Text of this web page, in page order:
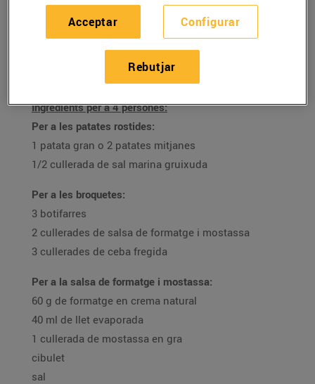
Broqueta de botifarra
amb patata rostida
Ingredients per a 4 persones:
Per a les patates rostides:
1 patata gran o 2 patates mitjanes
1/2 cullerada de sal marina gruixuda
Per a les broquetes:
3 botifarres
2 cullerades de salsa de formatge i mostassa
3 cullerades de ceba fregida
Per a la salsa de formatge i mostassa:
60 g de formatge en crema natural
40 ml de llet evaporada
1 cullerada de mostassa en gra
cibulet
sal
Configurar
Rebutjar
Acceptar